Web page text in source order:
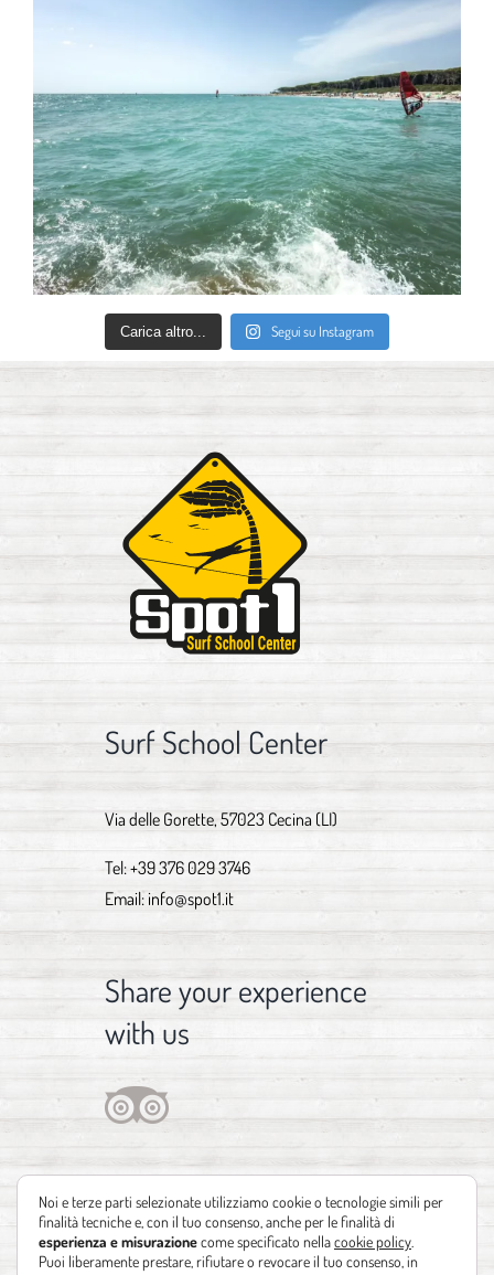
Carica altro... Segui su Instagram
Surf School Center
Via delle Gorette, 57023 Cecina (LI)
Tel:+39 376 029 3746
Email: info@spot1.it
Share your experience
with us
Noi e terze parti selezionate utilizziamo cookie o tecnologie simili per
finalità tecniche e, con il tuo consenso, anche per le finalità di
esperienza e misurazionecome specificato nellacookie policy
Puoi liberamente prestare, rifiutare o revocare il tuo consenso, in